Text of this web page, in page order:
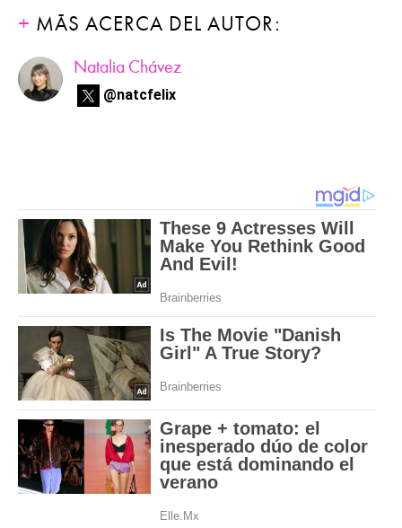
MÁS ACERCA DEL AUTOR:
Natalia Chávez
@natcfelix